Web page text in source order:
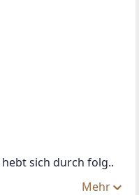
sich durch folg..
Mehr